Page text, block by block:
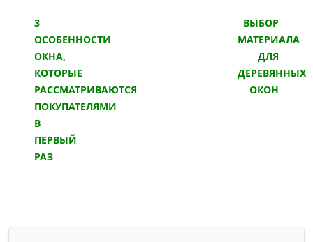
3
ОСОБЕННОСТИ
ОКНА,
КОТОРЫЕ
РАССМАТРИВАЮТСЯ
ПОКУПАТЕЛЯМИ
В
ПЕРВЫЙ
РАЗ
ВЫБОР
МАТЕРИАЛА
ДЛЯ
ДЕРЕВЯННЫХ
ОКОН